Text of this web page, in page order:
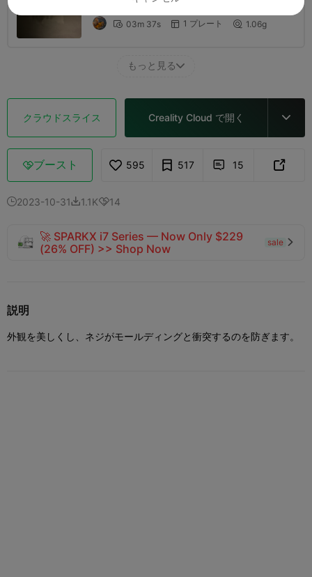
ル
 03m 37s  1 プレート  1.06g
もっと見る
クラウドスライス Creality Cloud で開く 
ブースト 595 517  15 
2023-10-311.1K14
🚀 SPARKX i7 Series — Now Only $229
(26% OFF) >> Shop Now
sale 
説明
外観を美しくし、ネジがモールディングと衝突するのを防ぎます。